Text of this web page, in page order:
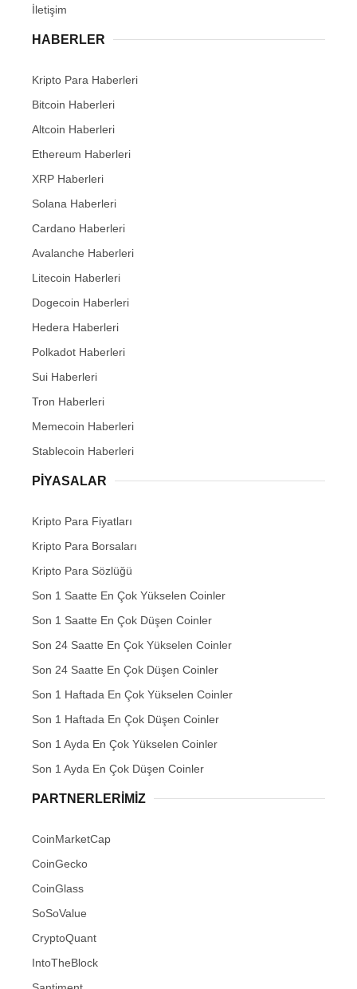
İletişim
HABERLER
Kripto Para Haberleri
Bitcoin Haberleri
Altcoin Haberleri
Ethereum Haberleri
XRP Haberleri
Solana Haberleri
Cardano Haberleri
Avalanche Haberleri
Litecoin Haberleri
Dogecoin Haberleri
Hedera Haberleri
Polkadot Haberleri
Sui Haberleri
Tron Haberleri
Memecoin Haberleri
Stablecoin Haberleri
PIYASALAR
Kripto Para Fiyatları
Kripto Para Borsaları
Kripto Para Sözlüğü
Son 1 Saatte En Çok Yükselen Coinler
Son 1 Saatte En Çok Düşen Coinler
Son 24 Saatte En Çok Yükselen Coinler
Son 24 Saatte En Çok Düşen Coinler
Son 1 Haftada En Çok Yükselen Coinler
Son 1 Haftada En Çok Düşen Coinler
Son 1 Ayda En Çok Yükselen Coinler
Son 1 Ayda En Çok Düşen Coinler
PARTNERLERIMIZ
CoinMarketCap
CoinGecko
CoinGlass
SoSoValue
CryptoQuant
IntoTheBlock